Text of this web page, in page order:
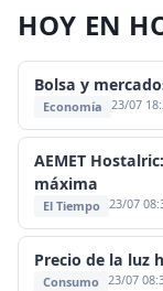
HOY EN
Bolsa y
Economía 23/07
AEMET
máxima
El Tiempo 23/07
Precio de la luz
Consumo 23/07